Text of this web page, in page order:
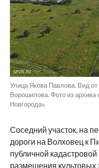
Улица Якова Павлова. Вид
Ворошилова. Фото из архива
Новгорода».
Соседний участок, на
дороги на Волховец к
публичной
размещения культовых